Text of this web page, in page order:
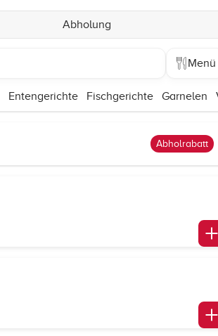
Abholung
Menü
Entengerichte Fischgerichte Garnelen
Abholrabatt